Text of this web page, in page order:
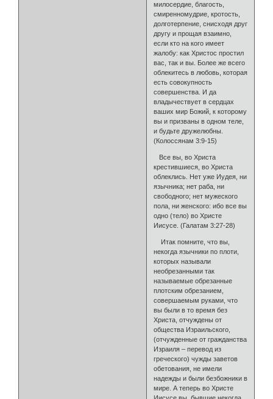
милосердие, благость,
смиренномудрие, кротость,
долготерпение, снисходя друг
другу и прощая взаимно,
если кто на кого имеет
жалобу: как Христос простил
вас, так и вы. Более же всего
облекитесь в любовь, которая
есть совокупность
совершенства. И да
владычествует в сердцах
ваших мир Божий, к которому
вы и призваны в одном теле,
и будьте дружелюбны.
(Колоссянам 3:9-15)
Все вы, во Христа
крестившиеся, во Христа
облеклись. Нет уже Иудея, ни
язычника; нет раба, ни
свободного; нет мужеского
пола, ни женского: ибо все вы
одно (тело) во Христе
Иисусе. (Галатам 3:27-28)
Итак помните, что вы,
некогда язычники по плоти,
которых называли
необрезанными так
называемые обрезанные
плотским обрезанием,
совершаемым руками, что
вы были в то время без
Христа, отчуждены от
общества Израильского,
(отчужденные от гражданства
Израиля – перевод из
греческого) чужды заветов
обетования, не имели
надежды и были безбожники в
мире. А теперь во Христе